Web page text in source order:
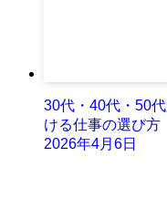
30代・40代・50
ける仕事の選び方
2026年4月6日